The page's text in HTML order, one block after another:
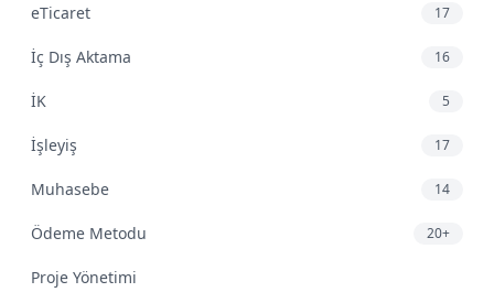
eTicaret 17
İç Dış Aktama 16
İK 5
İşleyiş 17
Muhasebe 14
Ödeme Metodu 20+
Proje Yönetimi